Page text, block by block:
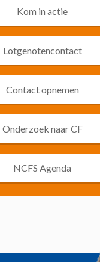
Kom in actie
Lotgenotencontact
Contact opnemen
Onderzoek naar CF
NCFS Agenda